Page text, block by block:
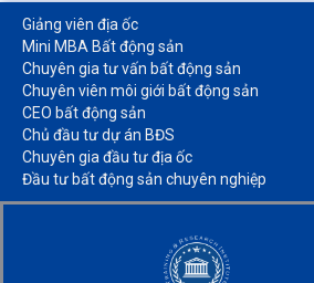
Giảng viên địa ốc
Mini MBA Bất động sản
Chuyên gia tư vấn bất động sản
Chuyên viên môi giới bất động sản​
CEO bất động sản
Chủ đầu tư dự án BĐS
Chuyên gia đầu tư địa ốc​
Đầu tư bất động sản chuyên nghiệp